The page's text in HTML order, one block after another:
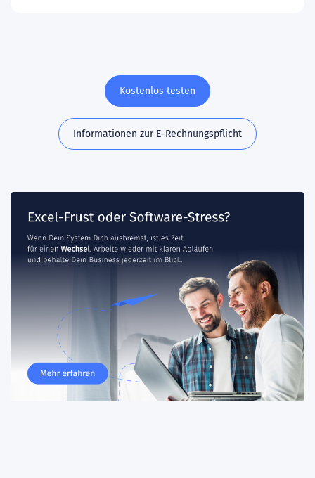
Kostenlos testen
Informationen zur E-Rechnungspflicht